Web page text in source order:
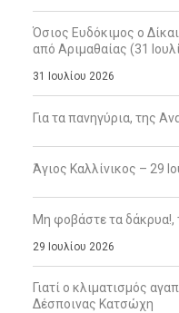
Όσιος Ευδόκιμος ο
από Αριμαθαίας (31
31 Ιουλίου 2026
Για τα πανηγύρια, της
Άγιος Καλλίνικος – 29
Μη φοβάστε τα
29 Ιουλίου 2026
Γιατί ο κλιματισμός
Δέσποινας Κατσώχη